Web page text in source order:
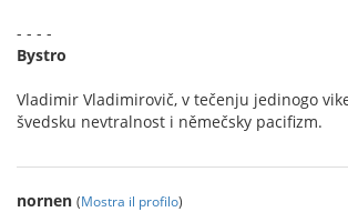
- - - -
Bystro
Vladimir Vladimirovič, v tečenju jedinogo
švedsku nevtralnost i němečsky pacifizm.
nornen (Mostra il profilo)